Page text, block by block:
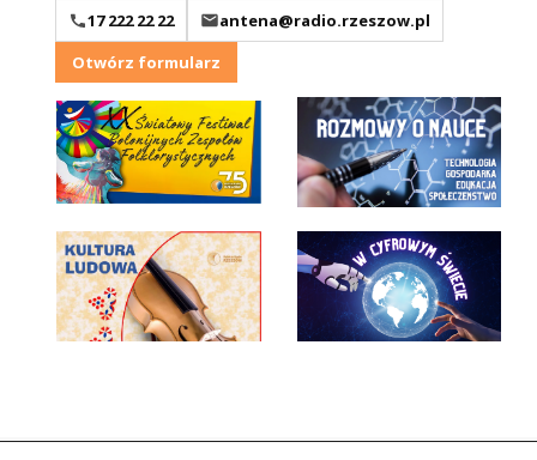
17 222 22 22
antena@radio.rzeszow.pl
Otwórz formularz